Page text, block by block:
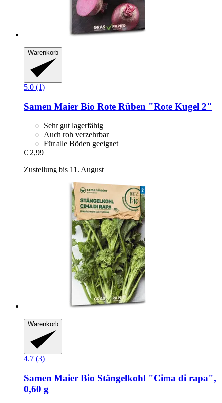
Warenkorb
5.0 (1)
Samen Maier Bio Rote Rüben "Rote Kugel 2"
Sehr gut lagerfähig
Auch roh verzehrbar
Für alle Böden geeignet
€ 2,99
Zustellung bis 11. August
Warenkorb
4.7 (3)
Samen Maier Bio Stängelkohl "Cima di rapa",
0,60 g